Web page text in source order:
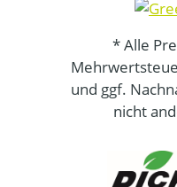
* Alle
und ggf.
nicht